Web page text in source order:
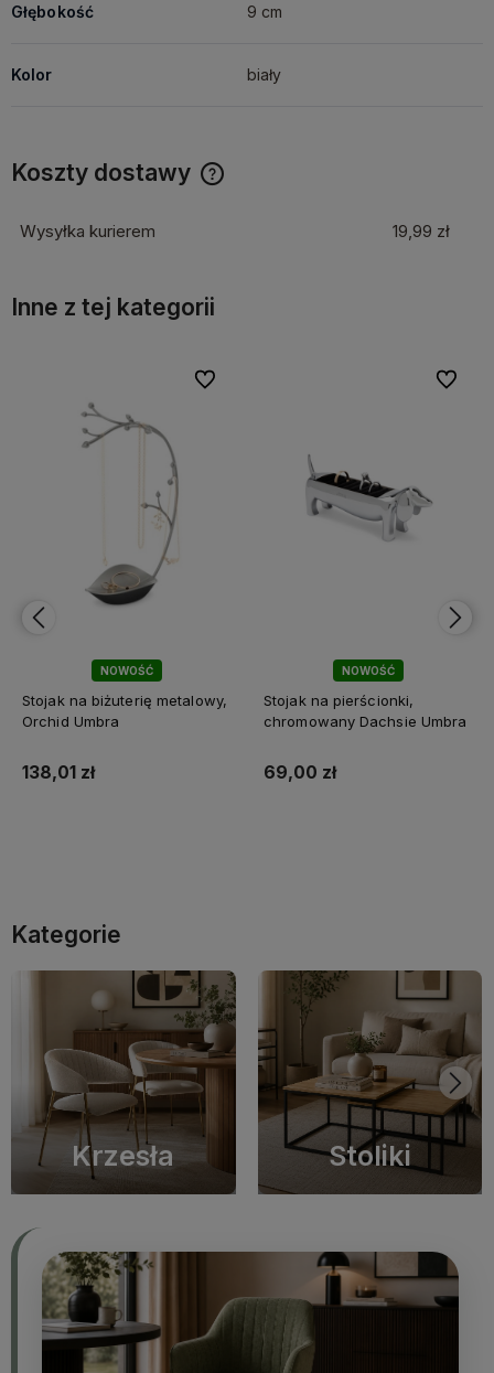
Głębokość 9 cm
Kolor biały
Koszty dostawy
Wysyłka kurierem 19,99 zł
Inne z tej kategorii
NOWOŚĆ
Stojak na biżuterię metalowy,
Orchid Umbra
138,01 zł
Do ulubionych
Do ulubionych
NOWOŚĆ
Stojak na pierścionki,
chromowany Dachsie Umbra
69,00 zł
Do
Do
Kategorie
Krzesła Stoliki